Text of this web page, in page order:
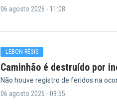
06 agosto 2026 - 11:08
LEBON RÉGIS
Caminhão é destruído por
Não houve registro de feridos na
06 agosto 2026 - 09:55